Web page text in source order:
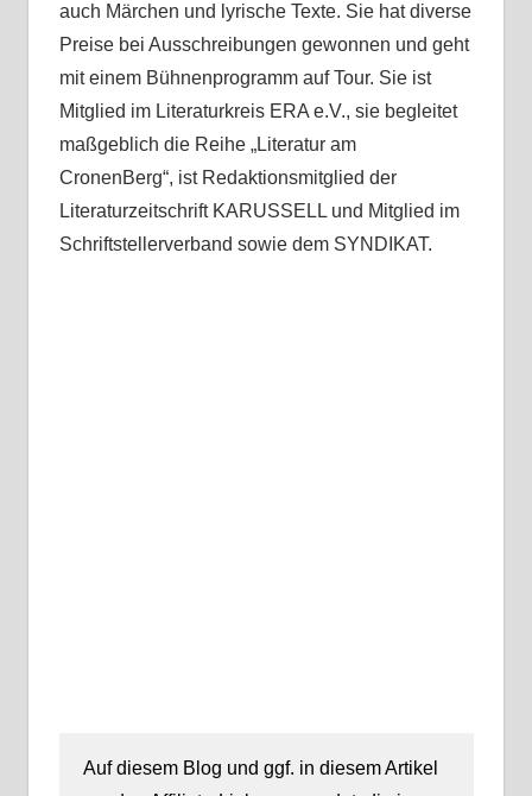
auch Märchen und lyrische Texte. Sie hat diverse
Preise bei Ausschreibungen gewonnen und geht
mit einem Bühnenprogramm auf Tour. Sie ist
Mitglied im Literaturkreis ERA e.V., sie begleitet
maßgeblich die Reihe „Literatur am
CronenBerg“, ist Redaktionsmitglied der
Literaturzeitschrift KARUSSELL und Mitglied im
Schriftstellerverband sowie dem SYNDIKAT.
Auf diesem Blog und ggf. in diesem Artikel